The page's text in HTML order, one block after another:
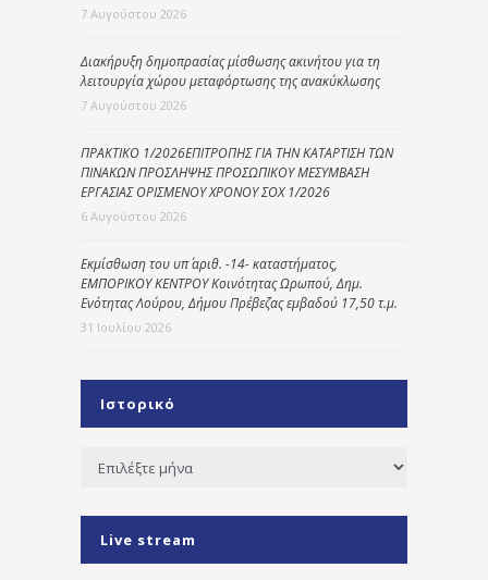
7 Αυγούστου 2026
Διακήρυξη δημοπρασίας μίσθωσης ακινήτου για τη
λειτουργία χώρου μεταφόρτωσης της ανακύκλωσης
7 Αυγούστου 2026
ΠΡΑΚΤΙΚΟ 1/2026ΕΠΙΤΡΟΠΗΣ ΓΙΑ ΤΗΝ ΚΑΤΑΡΤΙΣΗ ΤΩΝ
ΠΙΝΑΚΩΝ ΠΡΟΣΛΗΨΗΣ ΠΡΟΣΩΠΙΚΟΥ ΜΕΣΥΜΒΑΣΗ
ΕΡΓΑΣΙΑΣ ΟΡΙΣΜΕΝΟΥ ΧΡΟΝΟΥ ΣΟΧ 1/2026
6 Αυγούστου 2026
Εκμίσθωση του υπ΄ αριθ. -14- καταστήματος,
ΕΜΠΟΡΙΚΟΥ ΚΕΝΤΡΟΥ Κοινότητας Ωρωπού, Δημ.
Ενότητας Λούρου, Δήμου Πρέβεζας εμβαδού 17,50 τ.μ.
31 Ιουλίου 2026
Ιστορικό
Ιστορικό
Live stream